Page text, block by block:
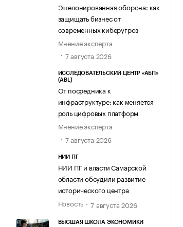
Эшелонированная оборона: как
защищать бизнес от
современных киберугроз
Мнение эксперта
7 августа 2026
ИССЛЕДОВАТЕЛЬСКИЙ ЦЕНТР «АБП»
(ABL)
От посредника к
инфраструктуре: как меняется
роль цифровых платформ
Мнение эксперта
7 августа 2026
НИИ ПГ
НИИ ПГ и власти Самарской
области обсудили развитие
исторического центра
Новость
7 августа 2026
ВЫСШАЯ ШКОЛА ЭКОНОМИКИ